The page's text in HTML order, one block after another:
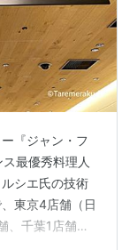
『ジャン・フ
最優秀料理人
シエ氏の技術
東京4店舗（日
、千葉1店舗展